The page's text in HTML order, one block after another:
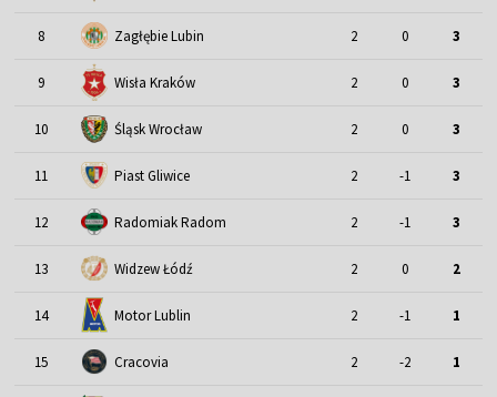
8 Zagłębie Lubin 2 0 3
9 Wisła Kraków 2 0 3
10 Śląsk Wrocław 2 0 3
11 Piast Gliwice 2 -1 3
12 Radomiak Radom 2 -1 3
13 Widzew Łódź 2 0 2
14 Motor Lublin 2 -1 1
15 Cracovia 2 -2 1